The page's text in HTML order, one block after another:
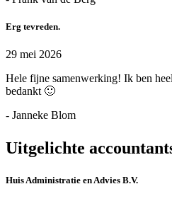
Erg tevreden.
29 mei 2026
Hele fijne samenwerking! Ik ben
bedankt 🙂
- Janneke Blom
Uitgelichte
Huis Administratie en Advies B.V.